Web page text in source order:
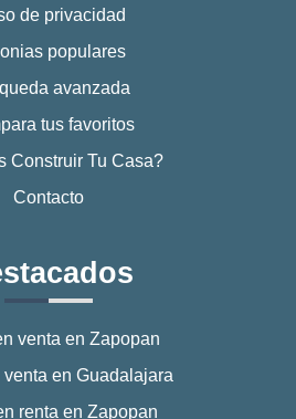
de privacidad
populares
avanzada
tus favoritos
Construir Tu Casa?
Contacto
venta en Zapopan
en Guadalajara
renta en Zapopan